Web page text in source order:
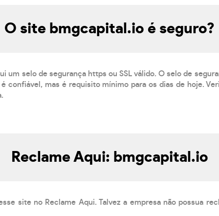
O site bmgcapital.io é seguro?
um selo de segurança https ou SSL válido. O selo de
confiável, mas é requisito mínimo para os dias de hoje.
Reclame Aqui: bmgcapital.io
site no Reclame Aqui. Talvez a empresa não possua